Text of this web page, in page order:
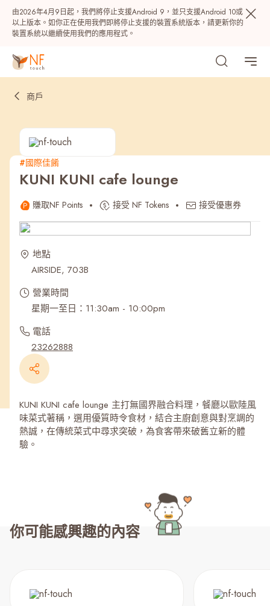
由2026年4月9日起，我們將停止支援Android 9，並只支援Android 10或
以上版本。如你正在使用我們即將停止支援的裝置系統版本，請更新你的
裝置系統以繼續使用我們的應用程式。
熱門
最近搜尋紀錄
商戶
#國際佳餚
KUNI KUNI cafe lounge
賺取NF Points 接受 NF Tokens 接受優惠券
地點
AIRSIDE, 703B
營業時間
星期一至日：11:30am - 10:00pm
電話
23262888
KUNI KUNI cafe lounge 主打無國界融合料理，餐廳以歐陸風
味菜式著稱，選用優質時令食材，結合主廚創意與對烹調的
熱誠，在傳統菜式中尋求突破，為食客帶來破舊立新的體
驗。
你可能感興趣的內容